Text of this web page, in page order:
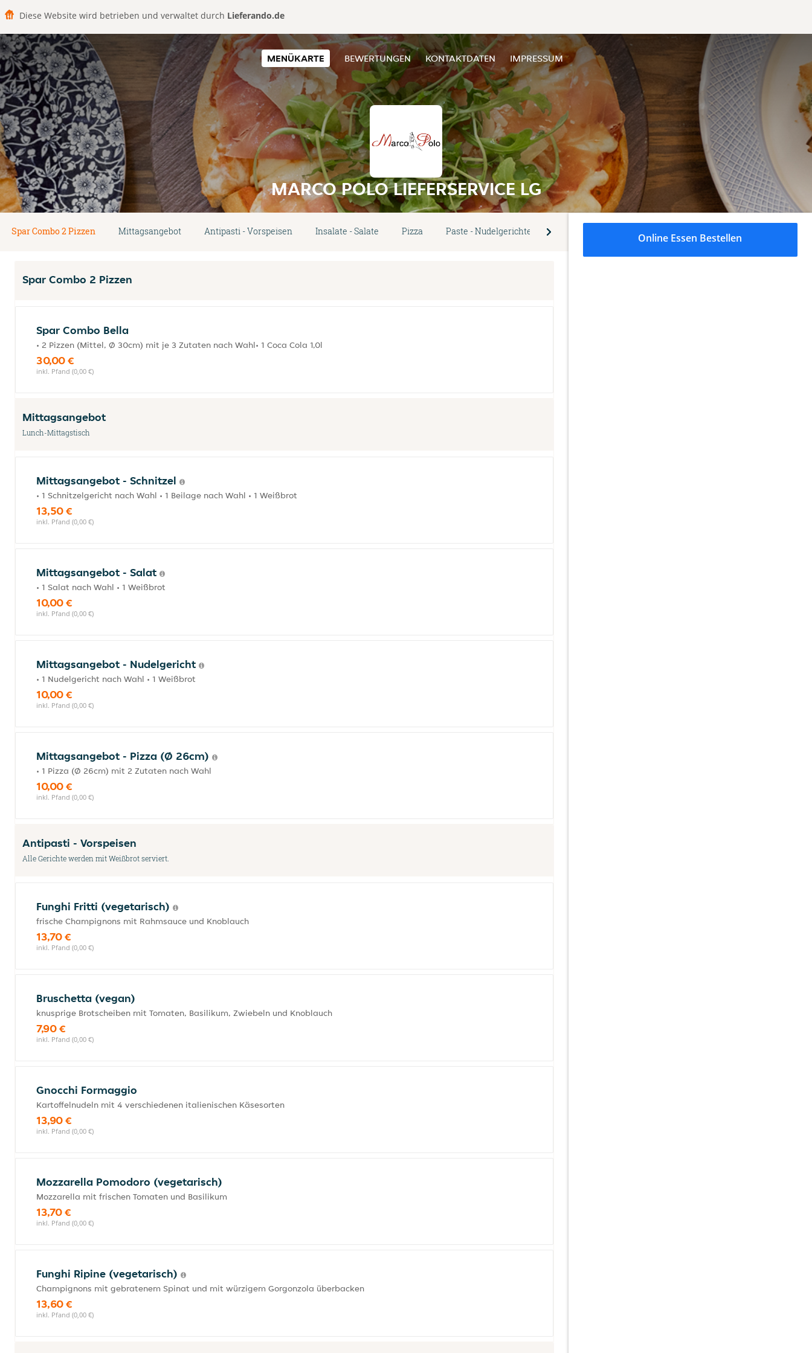
Diese Website wird betrieben und verwaltet durch Lieferando.de
MENÜKARTE BEWERTUNGEN KONTAKTDATEN IMPRESSUM
MARCO POLO LIEFERSERVICE LG
Spar Combo 2 Pizzen Mittagsangebot Antipasti - Vorspeisen Insalate - Salate Pizza Paste - Nudelgerichte Portate al Forno - Überbackene Gerichte
Spar Combo 2 Pizzen
Spar Combo Bella
• 2 Pizzen (Mittel, Ø 30cm) mit je 3 Zutaten nach Wahl• 1 Coca Cola 1,0l
30,00 €
inkl. Pfand (0,00 €)
Mittagsangebot
Lunch-Mittagstisch
Mittagsangebot - Schnitzel
• 1 Schnitzelgericht nach Wahl • 1 Beilage nach Wahl • 1 Weißbrot
13,50 €
inkl. Pfand (0,00 €)
Mittagsangebot - Salat
• 1 Salat nach Wahl • 1 Weißbrot
10,00 €
inkl. Pfand (0,00 €)
Mittagsangebot - Nudelgericht
• 1 Nudelgericht nach Wahl • 1 Weißbrot
10,00 €
inkl. Pfand (0,00 €)
Mittagsangebot - Pizza (Ø 26cm)
• 1 Pizza (Ø 26cm) mit 2 Zutaten nach Wahl
10,00 €
inkl. Pfand (0,00 €)
Antipasti - Vorspeisen
Alle Gerichte werden mit Weißbrot serviert.
Funghi Fritti (vegetarisch)
frische Champignons mit Rahmsauce und Knoblauch
13,70 €
inkl. Pfand (0,00 €)
Bruschetta (vegan)
knusprige Brotscheiben mit Tomaten, Basilikum, Zwiebeln und Knoblauch
7,90 €
inkl. Pfand (0,00 €)
Gnocchi Formaggio
Kartoffelnudeln mit 4 verschiedenen italienischen Käsesorten
13,90 €
inkl. Pfand (0,00 €)
Mozzarella Pomodoro (vegetarisch)
Mozzarella mit frischen Tomaten und Basilikum
13,70 €
inkl. Pfand (0,00 €)
Funghi Ripine (vegetarisch)
Champignons mit gebratenem Spinat und mit würzigem Gorgonzola überbacken
13,60 €
inkl. Pfand (0,00 €)
Online Essen Bestellen